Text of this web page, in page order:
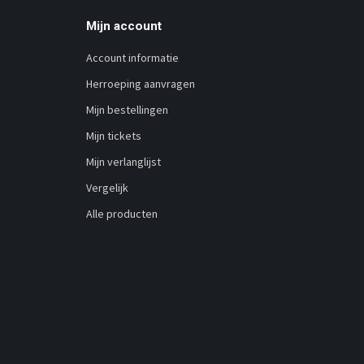
Mijn account
Account informatie
Herroeping aanvragen
Mijn bestellingen
Mijn tickets
Mijn verlanglijst
Vergelijk
Alle producten